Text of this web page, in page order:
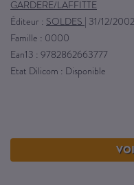
GARDERE/LAFFITTE
Éditeur : SOLDES | 31/12/2002
Famille : 0000
Ean13 : 9782862663777
Etat Dilicom : Disponible